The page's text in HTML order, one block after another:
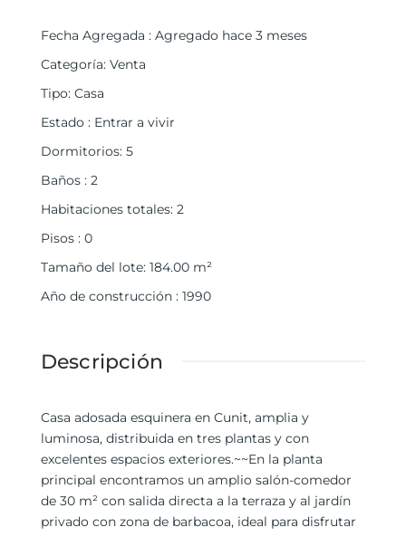
Fecha Agregada : Agregado hace 3 meses
Categoría: Venta
Tipo: Casa
Estado : Entrar a vivir
Dormitorios: 5
Baños : 2
Habitaciones totales: 2
Pisos : 0
Tamaño del lote: 184.00 m²
Año de construcción : 1990
Descripción
Casa adosada esquinera en Cunit, amplia y
luminosa, distribuida en tres plantas y con
excelentes espacios exteriores.~~En la planta
principal encontramos un amplio salón-comedor
de 30 m² con salida directa a la terraza y al jardín
privado con zona de barbacoa, ideal para disfrutar